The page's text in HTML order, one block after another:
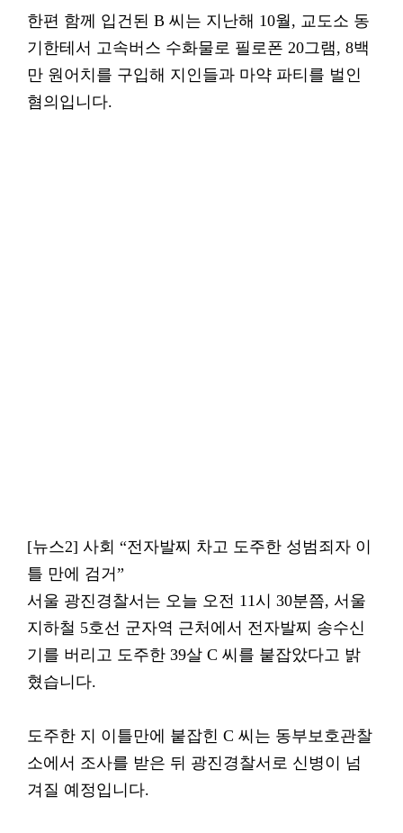
한편 함께 입건된 B 씨는 지난해 10월, 교도소 동
기한테서 고속버스 수화물로 필로폰 20그램, 8백
만 원어치를 구입해 지인들과 마약 파티를 벌인
혐의입니다.
[뉴스2] 사회 “전자발찌 차고 도주한 성범죄자 이
틀 만에 검거”
서울 광진경찰서는 오늘 오전 11시 30분쯤, 서울
지하철 5호선 군자역 근처에서 전자발찌 송수신
기를 버리고 도주한 39살 C 씨를 붙잡았다고 밝
혔습니다.
도주한 지 이틀만에 붙잡힌 C 씨는 동부보호관찰
소에서 조사를 받은 뒤 광진경찰서로 신병이 넘
겨질 예정입니다.